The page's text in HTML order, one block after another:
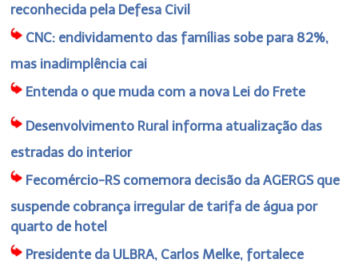
reconhecida pela Defesa Civil
CNC: endividamento das famílias sobe para 82%,
mas inadimplência cai
Entenda o que muda com a nova Lei do Frete
Desenvolvimento Rural informa atualização das
estradas do interior
Fecomércio-RS comemora decisão da AGERGS que
suspende cobrança irregular de tarifa de água por
quarto de hotel
Presidente da ULBRA, Carlos Melke, fortalece